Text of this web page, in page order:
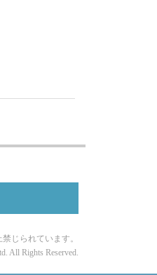
じられています。
All Rights Reserved.